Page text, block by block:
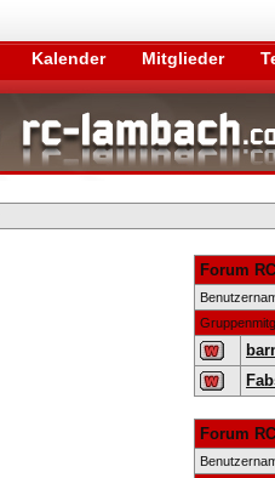
Kalender Mitglieder
Forum
Forum